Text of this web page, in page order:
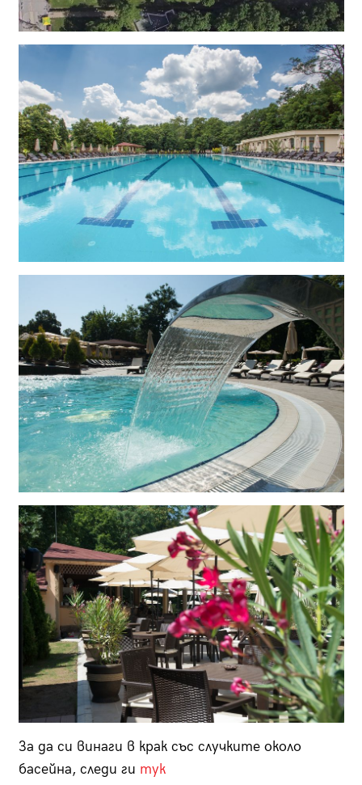
За да си винаги в крак със случките около
басейна, следи ги тук